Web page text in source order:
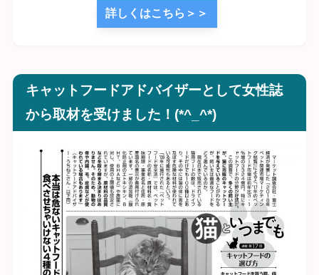
詳しくはこちら＞＞
キャットフードアドバイザーとして女性誌
から取材を受けました！(*^_^*)